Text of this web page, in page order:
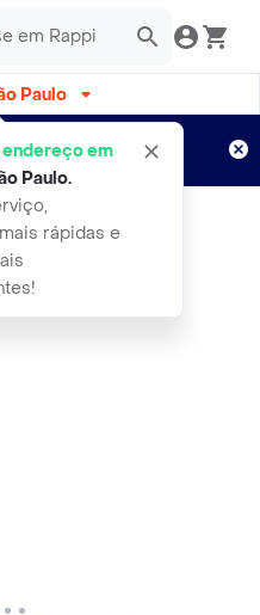
Paulo
endereço em
Paulo.
rápidas e
15 dias!
Aplicam T&C